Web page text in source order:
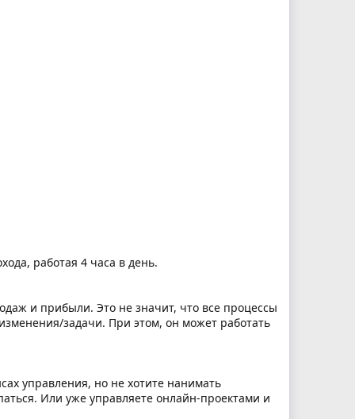
работая 4 часа в день.
и прибыли. Это не значит, что все процессы
задачи. При этом, он может работать
управления, но не хотите нанимать
Или уже управляете онлайн-проектами и